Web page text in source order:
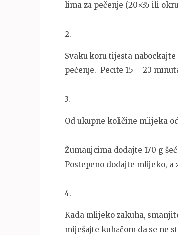
lima za pečenje (20×35 ili
2.
Svaku koru tijesta
pečenje. Pecite 15 – 20
3.
Od ukupne količine mlijeka
Žumanjcima dodajte 170 g
Postepeno dodajte mlijeko, a
4.
Kada mlijeko zakuha,
miješajte kuhačom da se ne